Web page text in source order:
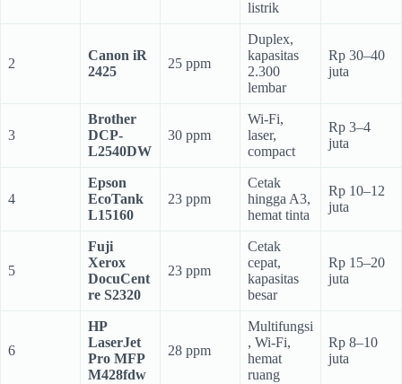
listrik
2
Canon iR
2425
25 ppm
Duplex,
kapasitas
2.300
lembar
Rp 30–40
juta
3
Brother
DCP-
L2540DW
30 ppm
Wi-Fi,
laser,
compact
Rp 3–4
juta
4
Epson
EcoTank
L15160
23 ppm
Cetak
hingga A3,
hemat tinta
Rp 10–12
juta
5
Fuji
Xerox
DocuCent
re S2320
23 ppm
Cetak
cepat,
kapasitas
besar
Rp 15–20
juta
6
HP
LaserJet
Pro MFP
M428fdw
28 ppm
Multifungsi
, Wi-Fi,
hemat
ruang
Rp 8–10
juta